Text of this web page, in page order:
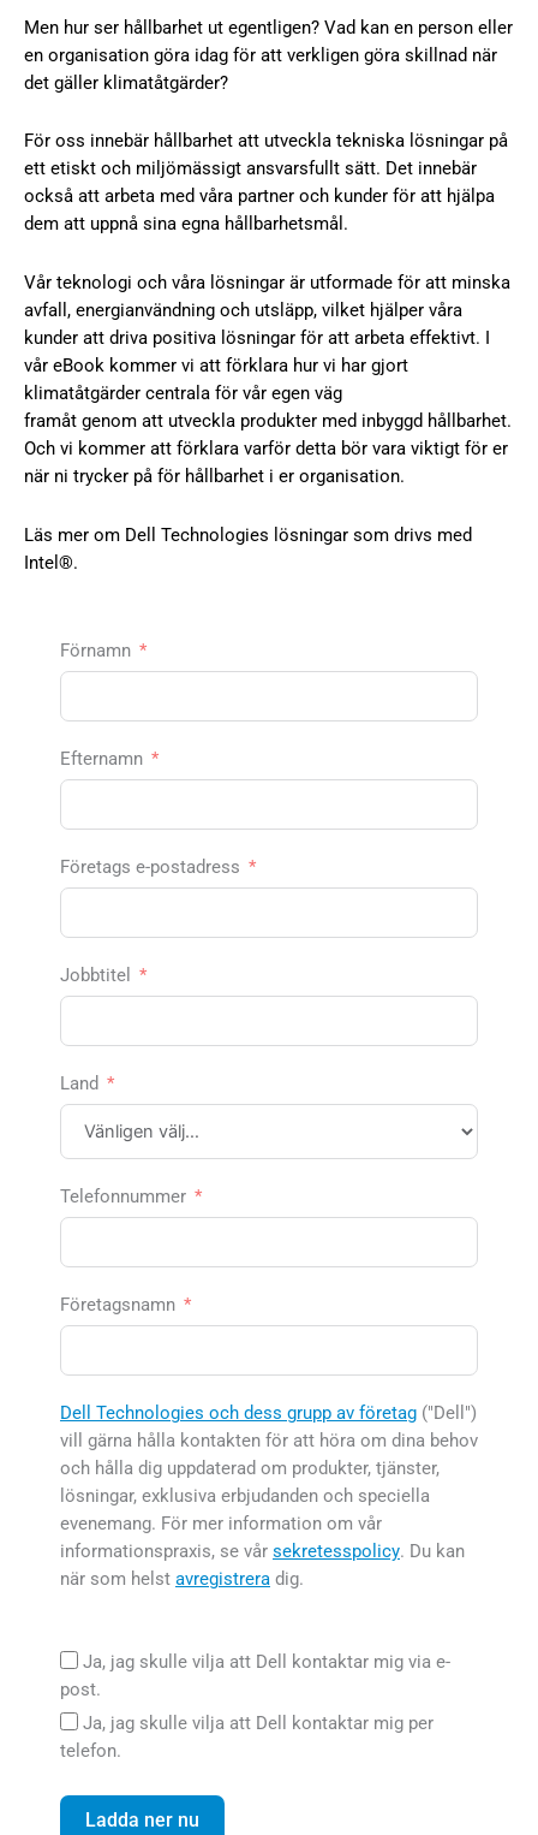
Men hur ser hållbarhet ut egentligen? Vad kan en person eller
en organisation göra idag för att verkligen göra skillnad när
det gäller klimatåtgärder?
För oss innebär hållbarhet att utveckla tekniska lösningar på
ett etiskt och miljömässigt ansvarsfullt sätt. Det innebär
också att arbeta med våra partner och kunder för att hjälpa
dem att uppnå sina egna hållbarhetsmål.
Vår teknologi och våra lösningar är utformade för att minska
avfall, energianvändning och utsläpp, vilket hjälper våra
kunder att driva positiva lösningar för att arbeta effektivt. I
vår eBook kommer vi att förklara hur vi har gjort
klimatåtgärder centrala för vår egen väg
framåt genom att utveckla produkter med inbyggd hållbarhet.
Och vi kommer att förklara varför detta bör vara viktigt för er
när ni trycker på för hållbarhet i er organisation.
Läs mer om Dell Technologies lösningar som drivs med
Intel®.
Förnamn
Efternamn
Företags e-postadress
Jobbtitel
Land
Telefonnummer
Företagsnamn
Dell Technologies och dess grupp av företag ("Dell")
vill gärna hålla kontakten för att höra om dina behov
och hålla dig uppdaterad om produkter, tjänster,
lösningar, exklusiva erbjudanden och speciella
evenemang. För mer information om vår
informationspraxis, se vår sekretesspolicy. Du kan
när som helst avregistrera dig.
Ja, jag skulle vilja att Dell kontaktar mig via e-
post.
Ja, jag skulle vilja att Dell kontaktar mig per
telefon.
Ladda ner nu